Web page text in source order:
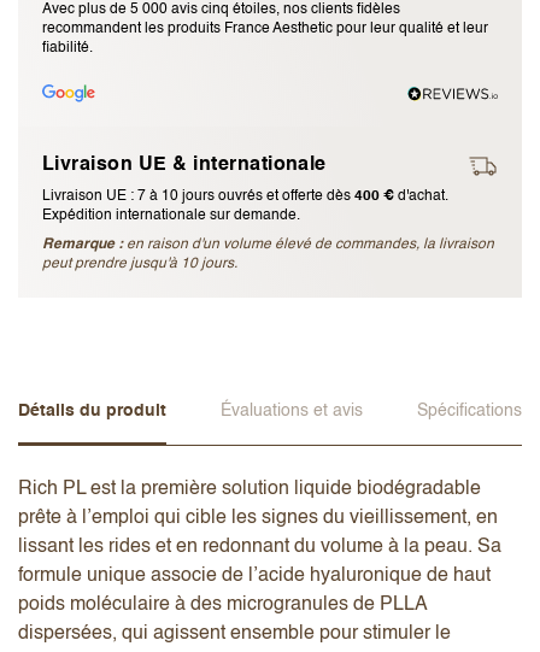
Avec plus de 5 000 avis cinq étoiles, nos clients fidèles
recommandent les produits France Aesthetic pour leur qualité et leur
fiabilité.
Livraison UE & internationale
Livraison UE : 7 à 10 jours ouvrés et offerte dès 400 € d'achat.
Expédition internationale sur demande.
Remarque : en raison d'un volume élevé de commandes, la livraison
peut prendre jusqu'à 10 jours.
Détails du produit Évaluations et avis Spécifications
Rich PL est la première solution liquide biodégradable
prête à l’emploi qui cible les signes du vieillissement, en
lissant les rides et en redonnant du volume à la peau. Sa
formule unique associe de l’acide hyaluronique de haut
poids moléculaire à des microgranules de PLLA
dispersées, qui agissent ensemble pour stimuler le